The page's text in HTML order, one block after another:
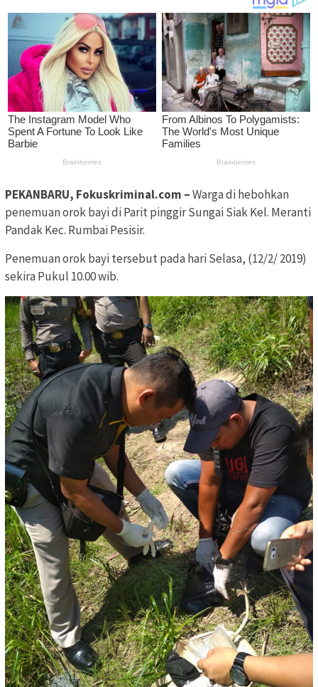
PEKANBARU, Fokuskriminal.com –Warga di hebohkan
penemuan orok bayi di Parit pinggir Sungai Siak Kel. Meranti
Pandak Kec. Rumbai Pesisir.
Penemuan orok bayi tersebut pada hari Selasa, (12/2/ 2019)
sekira Pukul 10.00 wib.